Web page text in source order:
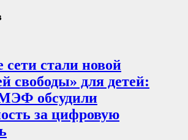
стали новой
свободы» для детей:
обсудили
за цифровую